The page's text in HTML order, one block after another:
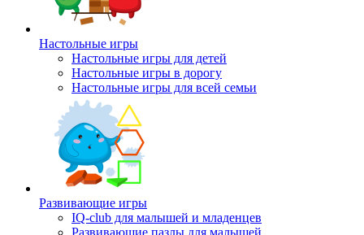
Настольные игры
Настольные игры для детей
Настольные игры в дорогу
Настольные игры для всей семьи
Развивающие игры
IQ-club для малышей и младенцев
Развивающие пазлы для малышей